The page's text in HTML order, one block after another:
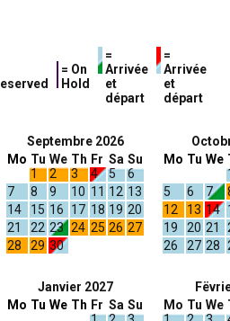
= On
Hold
=
Arrivée
et
départ
=
Arrivée
et
départ
Septembre 2026
Mo Tu
1
We
2
Th
3
Fr
4
Sa
5
Su
6
7
8 9 10 11 12 13
14
15 16 17 18 19 20
21
22 23 24 25 26 27
28
29 30
Mo Tu We
5
6 7
12
13 14
19
20 21
26
27 28
Janvier 2027
Mo Tu We Th Fr Sa Su
Mo Tu We